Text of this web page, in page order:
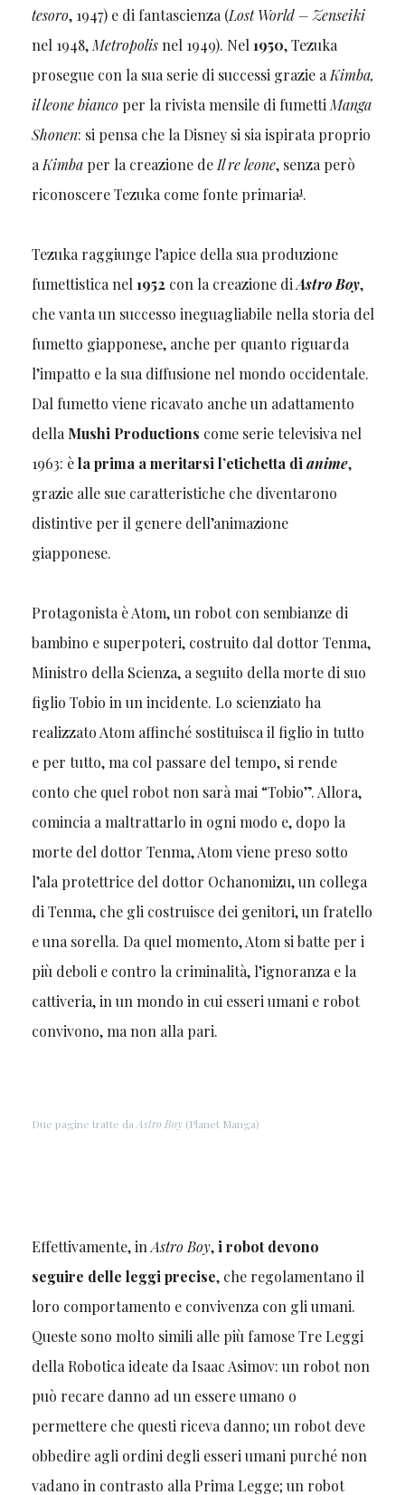
tesoro, 1947) e di fantascienza (Lost World – Zenseiki
nel 1948, Metropolisnel 1949). Nel 1950, Tezuka
prosegue con la sua serie di successi grazie a Kimba,
il leone biancoper la rivista mensile di fumetti Manga
Shonen: si pensa che la Disney si sia ispirata proprio
a Kimbaper la creazione de Il re leone, senza però
riconoscere Tezuka come fonte primaria1.
Tezuka raggiunge l’apice della sua produzione
fumettistica nel 1952 con la creazione diAstro Boy,
che vanta un successo ineguagliabile nella storia del
fumetto giapponese, anche per quanto riguarda
l’impatto e la sua diffusione nel mondo occidentale.
Dal fumetto viene ricavato anche un adattamento
della Mushi Productions come serie televisiva nel
1963: èla prima a meritarsi l’etichetta di anime,
grazie alle sue caratteristiche che diventarono
distintive per il genere dell’animazione
giapponese.
Protagonista è Atom, un robot con sembianze di
bambino e superpoteri, costruito dal dottor Tenma,
Ministro della Scienza, a seguito della morte di suo
figlio Tobio in un incidente. Lo scienziato ha
realizzato Atom affinché sostituisca il figlio in tutto
e per tutto, ma col passare del tempo, si rende
conto che quel robot non sarà mai “Tobio”. Allora,
comincia a maltrattarlo in ogni modo e, dopo la
morte del dottor Tenma, Atom viene preso sotto
l’ala protettrice del dottor Ochanomizu, un collega
di Tenma, che gli costruisce dei genitori, un fratello
e una sorella. Da quel momento, Atom si batte per i
più deboli e contro la criminalità, l’ignoranza e la
cattiveria, in un mondo in cui esseri umani e robot
convivono, ma non alla pari.
Due pagine tratte da Astro Boy (Planet Manga)
Effettivamente, in Astro Boy,i robot devono
seguire delle leggi precise, che regolamentano il
loro comportamento e convivenza con gli umani.
Queste sono molto simili alle più famose Tre Leggi
della Robotica ideate da Isaac Asimov: un robot non
può recare danno ad un essere umano o
permettere che questi riceva danno; un robot deve
obbedire agli ordini degli esseri umani purché non
vadano in contrasto alla Prima Legge; un robot